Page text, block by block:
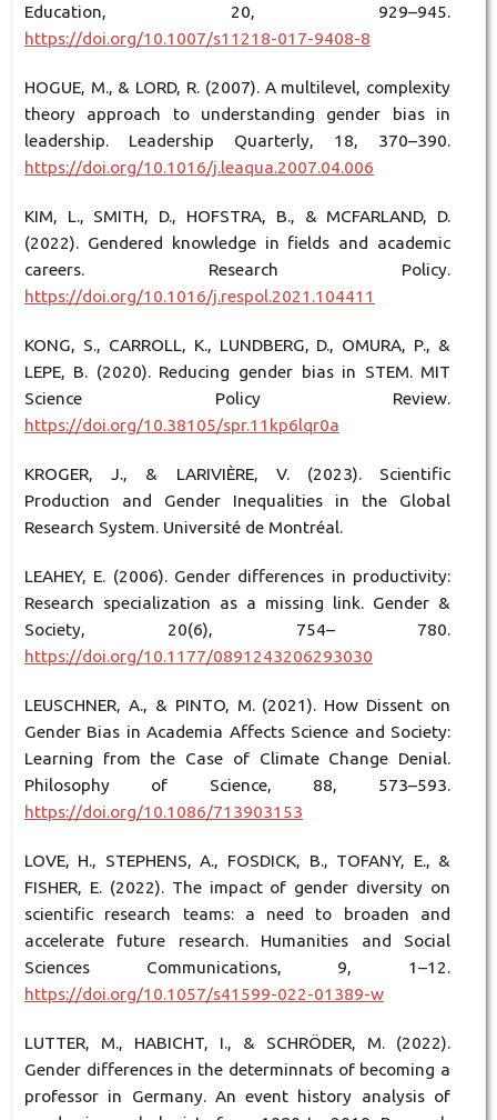
Education, 20, 929–945.
https://doi.org/10.1007/s11218-017-9408-8
HOGUE, M., & LORD, R. (2007). A multilevel, complexity
theory approach to understanding gender bias in
leadership. Leadership Quarterly, 18, 370–390.
https://doi.org/10.1016/j.leaqua.2007.04.006
KIM, L., SMITH, D., HOFSTRA, B., & MCFARLAND, D.
(2022). Gendered knowledge in fields and academic
careers. Research Policy.
https://doi.org/10.1016/j.respol.2021.104411
KONG, S., CARROLL, K., LUNDBERG, D., OMURA, P., &
LEPE, B. (2020). Reducing gender bias in STEM. MIT
Science Policy Review.
https://doi.org/10.38105/spr.11kp6lqr0a
KROGER, J., & LARIVIÈRE, V. (2023). Scientific
Production and Gender Inequalities in the Global
Research System. Université de Montréal.
LEAHEY, E. (2006). Gender differences in productivity:
Research specialization as a missing link. Gender &
Society, 20(6), 754– 780.
https://doi.org/10.1177/0891243206293030
LEUSCHNER, A., & PINTO, M. (2021). How Dissent on
Gender Bias in Academia Affects Science and Society:
Learning from the Case of Climate Change Denial.
Philosophy of Science, 88, 573–593.
https://doi.org/10.1086/713903153
LOVE, H., STEPHENS, A., FOSDICK, B., TOFANY, E., &
FISHER, E. (2022). The impact of gender diversity on
scientific research teams: a need to broaden and
accelerate future research. Humanities and Social
Sciences Communications, 9, 1–12.
https://doi.org/10.1057/s41599-022-01389-w
LUTTER, M., HABICHT, I., & SCHRÖDER, M. (2022).
Gender differences in the determinnats of becoming a
professor in Germany. An event history analysis of